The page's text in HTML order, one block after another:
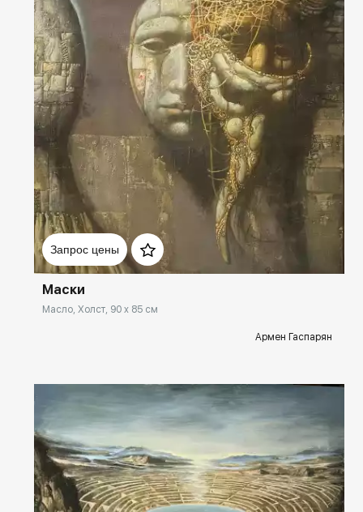
Запрос цены
Домен: spb.rakovgallery.ru
Маски
Масло, Холст, 90 x 85 см
Армен Гаспарян